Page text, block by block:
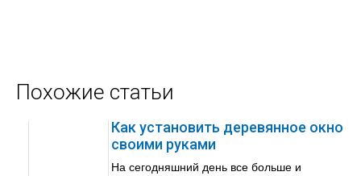
Похожие статьи
Как установить деревянное окно
своими руками
На сегодняшний день все больше и